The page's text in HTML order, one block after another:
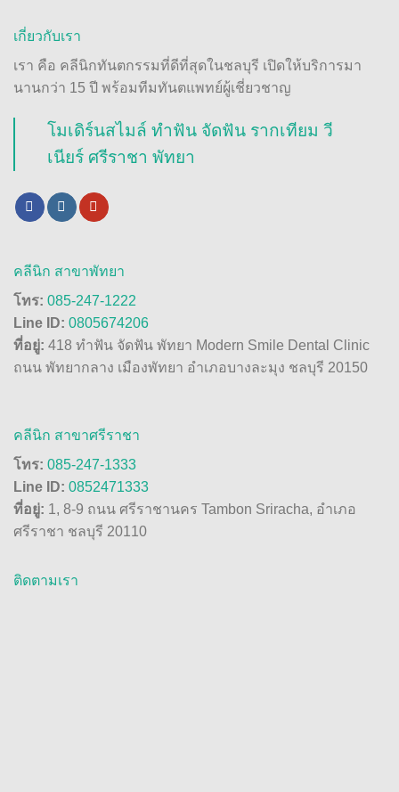
เกี่ยวกับเรา
เรา คือ คลีนิกทันตกรรมที่ดีที่สุดในชลบุรี เปิดให้บริการมา
นานกว่า 15 ปี พร้อมทีมทันตแพทย์ผู้เชี่ยวชาญ
โมเดิร์นสไมล์ ทำฟัน จัดฟัน รากเทียม วี
เนียร์ ศรีราชา พัทยา
คลีนิก สาขาพัทยา
โทร: 085-247-1222
Line ID: 0805674206
ที่อยู่: 418 ทำฟัน จัดฟัน พัทยา Modern Smile Dental Clinic
ถนน พัทยากลาง เมืองพัทยา อำเภอบางละมุง ชลบุรี 20150
คลีนิก สาขาศรีราชา
โทร: 085-247-1333
Line ID: 0852471333
ที่อยู่: 1, 8-9 ถนน ศรีราชานคร Tambon Sriracha, อำเภอ
ศรีราชา ชลบุรี 20110
ติดตามเรา